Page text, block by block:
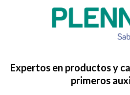
Expertos en productos y
primeros